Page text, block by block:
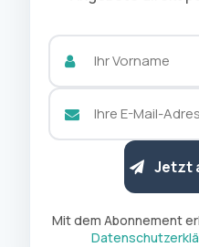
Jetzt
Mit dem Abonnement